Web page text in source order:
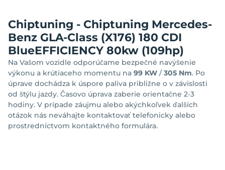
Chiptuning - Chiptuning Mercedes-
Benz GLA-Class (X176) 180 CDI
BlueEFFICIENCY 80kw (109hp)
Na Vašom vozidle odporúčame bezpečné navýšenie
výkonu a krútiaceho momentu na 99 KW /305 Nm. Po
úprave dochádza k úspore paliva približne o v závislosti
od štýlu jazdy. Časovo úprava zaberie orientačne 2-3
hodiny. V prípade záujmu alebo akýchkoľvek ďalších
otázok nás neváhajte kontaktovať telefonicky alebo
prostredníctvom kontaktného formulára.